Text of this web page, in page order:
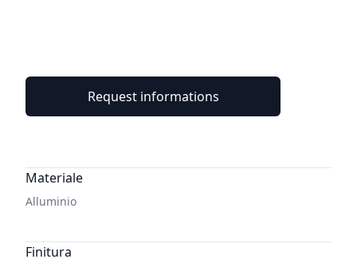
Request informations
Additional details
Materiale
Alluminio
Finitura